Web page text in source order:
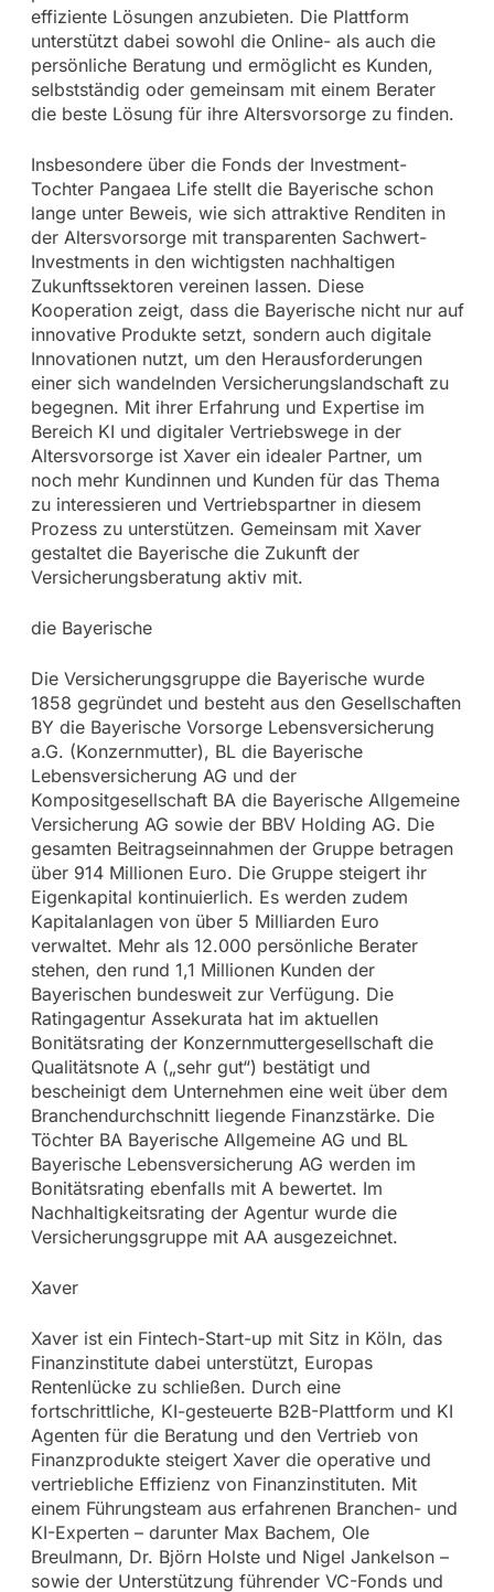
effiziente Lösungen anzubieten. Die Plattform
unterstützt dabei sowohl die Online- als auch die
persönliche Beratung und ermöglicht es Kunden,
selbstständig oder gemeinsam mit einem Berater
die beste Lösung für ihre Altersvorsorge zu finden.
Insbesondere über die Fonds der Investment-
Tochter Pangaea Life stellt die Bayerische schon
lange unter Beweis, wie sich attraktive Renditen in
der Altersvorsorge mit transparenten Sachwert-
Investments in den wichtigsten nachhaltigen
Zukunftssektoren vereinen lassen. Diese
Kooperation zeigt, dass die Bayerische nicht nur auf
innovative Produkte setzt, sondern auch digitale
Innovationen nutzt, um den Herausforderungen
einer sich wandelnden Versicherungslandschaft zu
begegnen. Mit ihrer Erfahrung und Expertise im
Bereich KI und digitaler Vertriebswege in der
Altersvorsorge ist Xaver ein idealer Partner, um
noch mehr Kundinnen und Kunden für das Thema
zu interessieren und Vertriebspartner in diesem
Prozess zu unterstützen. Gemeinsam mit Xaver
gestaltet die Bayerische die Zukunft der
Versicherungsberatung aktiv mit.
die Bayerische
Die Versicherungsgruppe die Bayerische wurde
1858 gegründet und besteht aus den Gesellschaften
BY die Bayerische Vorsorge Lebensversicherung
a.G. (Konzernmutter), BL die Bayerische
Lebensversicherung AG und der
Kompositgesellschaft BA die Bayerische Allgemeine
Versicherung AG sowie der BBV Holding AG. Die
gesamten Beitragseinnahmen der Gruppe betragen
über 914 Millionen Euro. Die Gruppe steigert ihr
Eigenkapital kontinuierlich. Es werden zudem
Kapitalanlagen von über 5 Milliarden Euro
verwaltet. Mehr als 12.000 persönliche Berater
stehen, den rund 1,1 Millionen Kunden der
Bayerischen bundesweit zur Verfügung. Die
Ratingagentur Assekurata hat im aktuellen
Bonitätsrating der Konzernmuttergesellschaft die
Qualitätsnote A („sehr gut“) bestätigt und
bescheinigt dem Unternehmen eine weit über dem
Branchendurchschnitt liegende Finanzstärke. Die
Töchter BA Bayerische Allgemeine AG und BL
Bayerische Lebensversicherung AG werden im
Bonitätsrating ebenfalls mit A bewertet. Im
Nachhaltigkeitsrating der Agentur wurde die
Versicherungsgruppe mit AA ausgezeichnet.
Xaver
Xaver ist ein Fintech-Start-up mit Sitz in Köln, das
Finanzinstitute dabei unterstützt, Europas
Rentenlücke zu schließen. Durch eine
fortschrittliche, KI-gesteuerte B2B-Plattform und KI
Agenten für die Beratung und den Vertrieb von
Finanzprodukte steigert Xaver die operative und
vertriebliche Effizienz von Finanzinstituten. Mit
einem Führungsteam aus erfahrenen Branchen- und
KI-Experten – darunter Max Bachem, Ole
Breulmann, Dr. Björn Holste und Nigel Jankelson –
sowie der Unterstützung führender VC-Fonds und